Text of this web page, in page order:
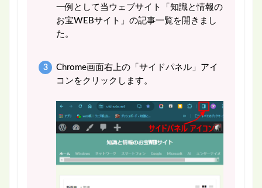
一例として当ウェブサイト「知識と情報の
お宝WEBサイト」の記事一覧を開きまし
た。
Chrome画面右上の「サイドパネル」アイ
コンをクリックします。